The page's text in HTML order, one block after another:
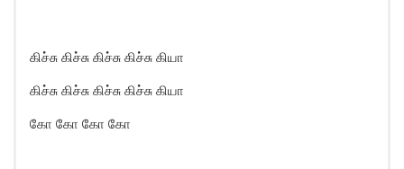
கிச்சு கிச்சு கிச்சு கிச்சு கியா
கிச்சு கிச்சு கிச்சு கிச்சு கியா
கோ கோ கோ கோ